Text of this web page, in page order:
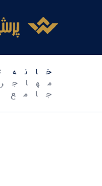
خانه